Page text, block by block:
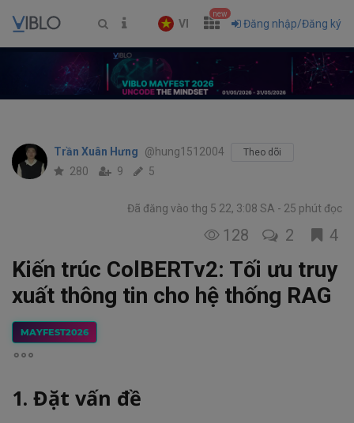
VI
new
Đăng nhập/Đăng ký
Trần Xuân Hưng @hung1512004 Theo dõi
280 9 5
Đã đăng vào thg 5 22, 3:08 SA 25 phút đọc
128 2 4
Kiến trúc ColBERTv2: Tối ưu truy
xuất thông tin cho hệ thống RAG
MAYFEST2026
1. Đặt vấn đề